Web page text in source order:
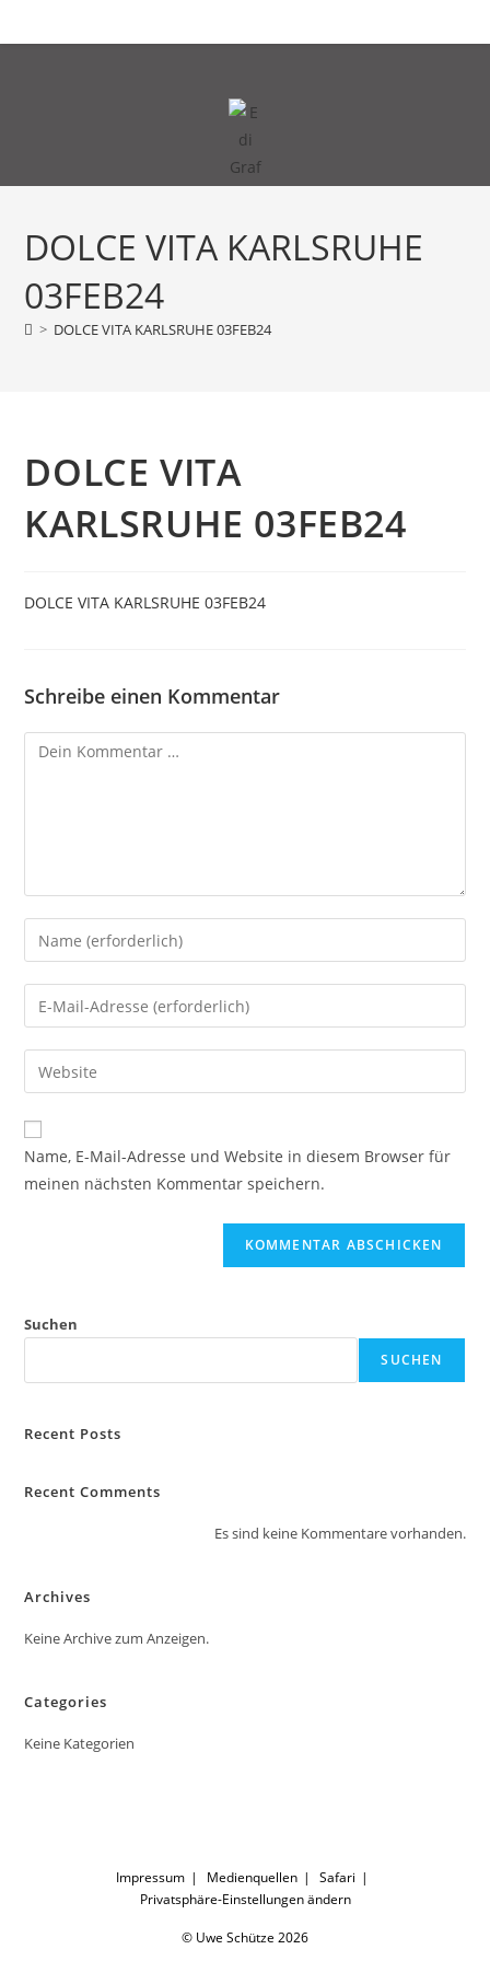
Inhalt
DOLCE VITA KARLSRUHE
03FEB24
> DOLCE VITA KARLSRUHE 03FEB24
DOLCE VITA
KARLSRUHE 03FEB24
DOLCE VITA KARLSRUHE 03FEB24
Schreibe einen Kommentar
Kommentar
Gib
deinen
Namen
oder
zum
Kommentieren
ein
Gib
deine
E-
Mail-
zum
Kommentieren
ein
Gib
deine
Website-
URL
Name, E-Mail-Adresse und Website in diesem Browser für
meinen nächsten Kommentar speichern.
Suchen
SUCHEN
Recent Posts
Recent Comments
Es sind keine Kommentare vorhanden.
Archives
Keine Archive zum Anzeigen.
Categories
Keine Kategorien
Impressum Medienquellen
Safari
Privatsphäre-Einstellungen ändern
© Uwe Schütze 2026